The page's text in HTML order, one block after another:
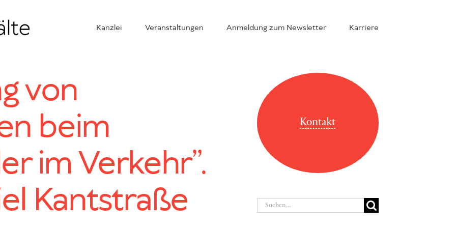
Kanzlei Veranstaltungen Anmeldung zum Newsletter Karriere
von
beim
im Verkehr”.
Kantstraße
Kontakt
Suche